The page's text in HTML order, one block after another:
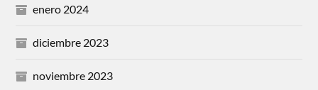
enero 2024
diciembre 2023
noviembre 2023